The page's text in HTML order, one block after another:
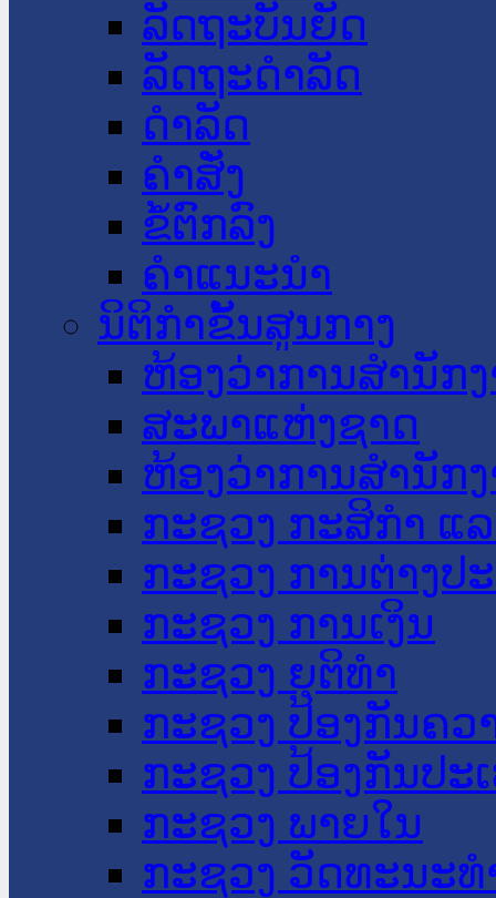
ລັດຖະບັນຍັດ
ລັດຖະດໍາລັດ
ດໍາລັດ
ຄໍາສັ່ງ
ຂໍ້ຕົກລົງ
ຄໍາແນະນໍາ
ນິຕິກໍາຂັ້ນສູນກາງ
ຫ້ອງວ່າການສໍານັກ
ສະພາແຫ່ງຊາດ
ຫ້ອງວ່າການສຳນັກ
ກະຊວງ ກະສິກຳ ແ
ກະຊວງ ການຕ່າງປ
ກະຊວງ ການເງິນ
ກະຊວງ ຍຸຕິທໍາ
ກະຊວງ ປ້ອງກັນຄວ
ກະຊວງ ປ້ອງກັນປະ
ກະຊວງ ພາຍໃນ
ກະຊວງ ວັດທະນະ